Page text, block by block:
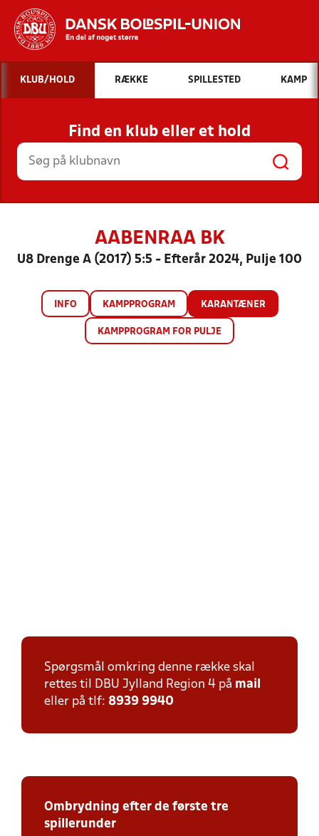
Hvad vil du søge efter?
INDHOLD OG NYHEDER
STILLINGER, RESULTATER, KLUBBER OG
HOLD
KLUB/HOLD RÆKKE SPILLESTED KAMP
Find en klub eller et hold
AABENRAA BK
U8 Drenge A (2017) 5:5 - Efterår 2024, Pulje 100
INFO KAMPPROGRAM KARANTÆNER
KAMPPROGRAM FOR PULJE
Spørgsmål omkring denne række skal
rettes til DBU Jylland Region 4 på mail
eller på tlf: 8939 9940
Ombrydning efter de første tre
spillerunder